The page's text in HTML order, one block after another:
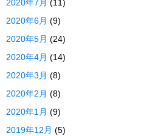
2020年7月 (11)
2020年6月 (9)
2020年5月 (24)
2020年4月 (14)
2020年3月 (8)
2020年2月 (8)
2020年1月 (9)
2019年12月 (5)